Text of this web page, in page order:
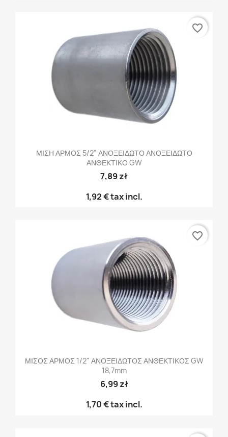
ΜΙΣΗ ΑΡΜΟΣ 5/2" ΑΝΟΞΕΙΔΩΤΟ ΑΝΟΞΕΙΔΩΤΟ
ΑΝΘΕΚΤΙΚΟ GW
7,89 zł
1,92 €tax incl.
favorite_border
ΜΙΣΟΣ ΑΡΜΟΣ 1/2" ΑΝΟΞΕΙΔΩΤΟΣ ΑΝΘΕΚΤΙΚΟΣ GW
18,7mm
6,99 zł
1,70 €tax incl.
favorite_border